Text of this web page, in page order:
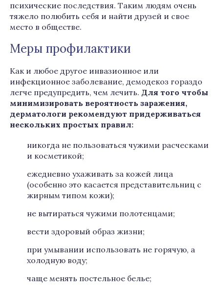
психические последствия. Таким людям очень
тяжело полюбить себя и найти друзей и свое
место в обществе.
Меры профилактики
Как и любое другое инвазионное или
инфекционное заболевание, демодекоз гораздо
легче предупредить, чем лечить. Для того чтобы
минимизировать вероятность заражения,
дерматологи рекомендуют придерживаться
нескольких простых правил:
никогда не пользоваться чужими расческами
и косметикой;
ежедневно ухаживать за кожей лица
(особенно это касается представительниц с
жирным типом кожи);
не вытираться чужими полотенцами;
вести здоровый образ жизни;
при умывании использовать не горячую, а
холодную воду;
чаще менять постельное белье;